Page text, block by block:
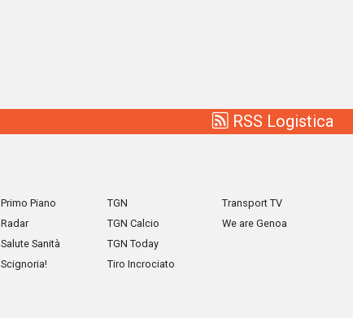
RSS Logistica
Primo Piano
Radar
Salute Sanità
Scignoria!
TGN
TGN Calcio
TGN Today
Tiro Incrociato
Transport TV
We are Genoa